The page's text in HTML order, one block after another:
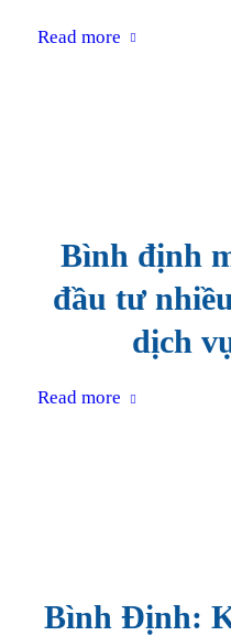
Read more
Bình định
đầu tư
dịch
Read more
Bình Định: